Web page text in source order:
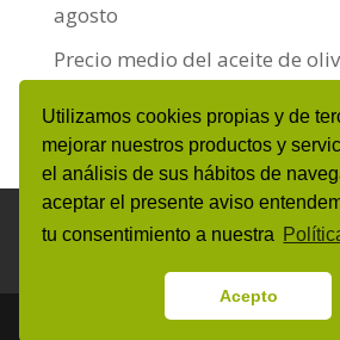
Utilizamos cookies propias y de
mejorar nuestros productos y
el análisis de sus hábitos de
aceptar el presente aviso
tu consentimiento a nuestra
Acepto
agosto
Precio medio del aceite de
Precio medio del aceite de
Aviso Legal y Protección de